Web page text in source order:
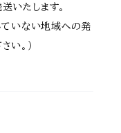
いたします。
ていない地域への発
い。）